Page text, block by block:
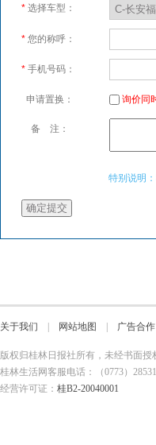
关于我们 网站地图 广告合作
版权归桂林日报社所有，未经书面授
桂林生活网客服电话：（0773）
经营许可证： 桂B2-20040001